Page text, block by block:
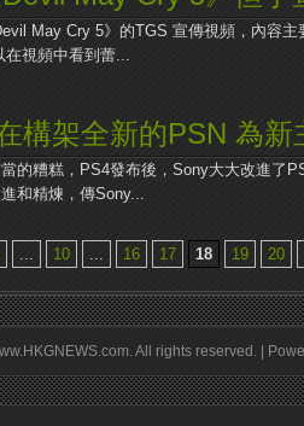
May Cry 5》的TGS 宣傳視頻，內容
在視頻中看到蕾...
構架全新的PSN 為
的糟糕，PS4發布後，Sony大大改進了
和精煉，傳Sony...
... 10 ... 16 17 18 19
20
All rights reserved. |